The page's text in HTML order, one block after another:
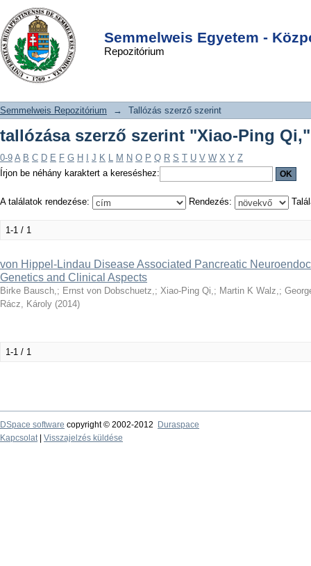
Semmelweis Egyetem -
Repozitórium
tallózása szerző szerint "Xiao-Ping
Qi,"
DSpace/Manakin Repository
Semmelweis Repozitórium → Tallózás szerző szerint
tallózása szerző szerint "Xiao-Ping Qi,"
0-9 A B C D E F G H J K L M N O P Q R S T U V W X Y Z
Írjon be néhány karaktert a kereséshez:
A találatok rendezése: Rendezés:
1-1 / 1
von Hippel-Lindau Disease Associated Pancreatic
Genetics and Clinical Aspects
Birke Bausch,; Ernst von Dobschuetz,; Xiao-Ping Qi,; Martin K Walz,;
Rácz, Károly (2014)
1-1 / 1
DSpace software copyright © 2002-2012
Duraspace
Kapcsolat| Visszajelzés küldése